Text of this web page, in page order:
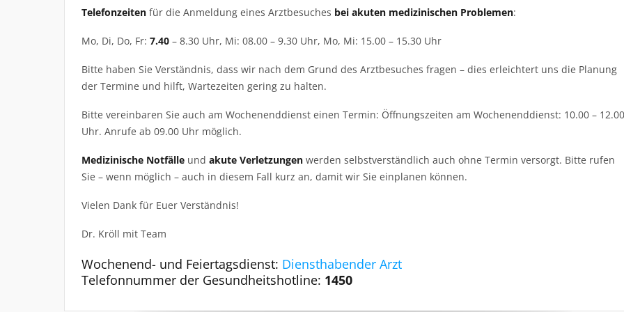
Telefonzeiten für die Anmeldung eines Arztbesuches bei akuten medizinischen Problemen:
Mo, Di, Do, Fr: 7.40 – 8.30 Uhr, Mi: 08.00 – 9.30 Uhr, Mo, Mi: 15.00 – 15.30 Uhr
Bitte haben Sie Verständnis, dass wir nach dem Grund des Arztbesuches fragen – dies erleichtert uns die Planung
der Termine und hilft, Wartezeiten gering zu halten.
Bitte vereinbaren Sie auch am Wochenenddienst einen Termin: Öffnungszeiten am Wochenenddienst: 10.00 – 12.00
Uhr. Anrufe ab 09.00 Uhr möglich.
Medizinische Notfälle und akute Verletzungen werden selbstverständlich auch ohne Termin versorgt. Bitte rufen
Sie – wenn möglich – auch in diesem Fall kurz an, damit wir Sie einplanen können.
Vielen Dank für Euer Verständnis!
Dr. Kröll mit Team
Wochenend- und Feiertagsdienst: Diensthabender Arzt
Telefonnummer der Gesundheitshotline: 1450